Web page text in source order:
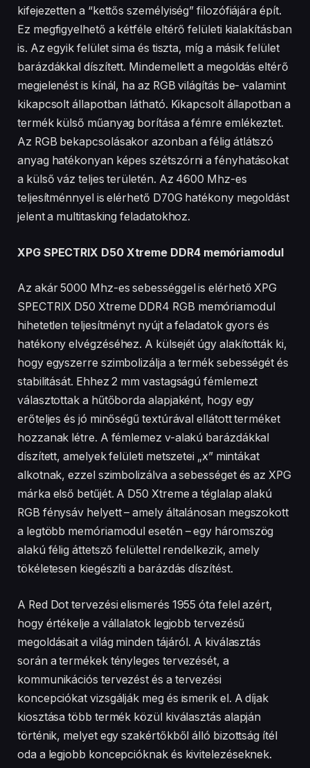
kifejezetten a “kettős személyiség” filozófiájára épít.
Ez megfigyelhető a kétféle eltérő felületi kialakításban
is. Az egyik felület sima és tiszta, míg a másik felület
barázdákkal díszített. Mindemellett a megoldás eltérő
megjelenést is kínál, ha az RGB világítás be- valamint
kikapcsolt állapotban látható. Kikapcsolt állapotban a
termék külső műanyag borítása a fémre emlékeztet.
Az RGB bekapcsolásakor azonban a félig átlátszó
anyag hatékonyan képes szétszórni a fényhatásokat
a külső váz teljes területén. Az 4600 Mhz-es
teljesítménnyel is elérhető D70G hatékony megoldást
jelent a multitasking feladatokhoz.
XPG SPECTRIX D50 Xtreme DDR4 memóriamodul
Az akár 5000 Mhz-es sebességgel is elérhető XPG
SPECTRIX D50 Xtreme DDR4 RGB memóriamodul
hihetetlen teljesítményt nyújt a feladatok gyors és
hatékony elvégzéséhez. A külsejét úgy alakították ki,
hogy egyszerre szimbolizálja a termék sebességét és
stabilitását. Ehhez 2 mm vastagságú fémlemezt
választottak a hűtőborda alapjaként, hogy egy
erőteljes és jó minőségű textúrával ellátott terméket
hozzanak létre. A fémlemez v-alakú barázdákkal
díszített, amelyek felületi metszetei „x” mintákat
alkotnak, ezzel szimbolizálva a sebességet és az XPG
márka első betűjét. A D50 Xtreme a téglalap alakú
RGB fénysáv helyett – amely általánosan megszokott
a legtöbb memóriamodul esetén – egy háromszög
alakú félig áttetsző felülettel rendelkezik, amely
tökéletesen kiegészíti a barázdás díszítést.
A Red Dot tervezési elismerés 1955 óta felel azért,
hogy értékelje a vállalatok legjobb tervezésű
megoldásait a világ minden tájáról. A kiválasztás
során a termékek tényleges tervezését, a
kommunikációs tervezést és a tervezési
koncepciókat vizsgálják meg és ismerik el. A díjak
kiosztása több termék közül kiválasztás alapján
történik, melyet egy szakértőkből álló bizottság ítél
oda a legjobb koncepcióknak és kivitelezéseknek.